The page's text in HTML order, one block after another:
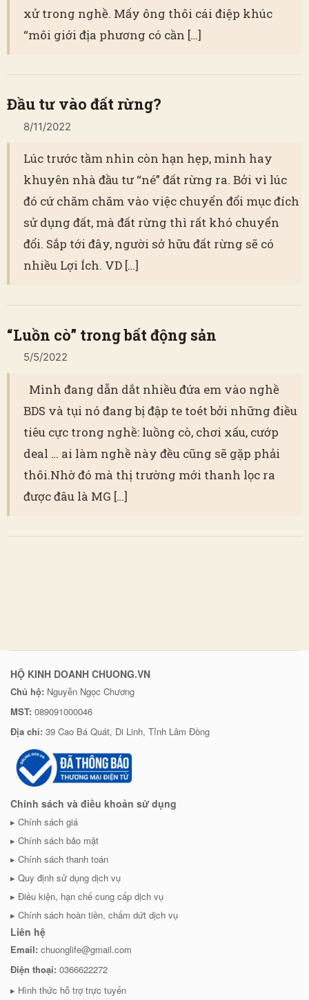
xử trong nghề. Mấy ông thôi cái điệp khúc
“môi giới địa phương có cần […]
Đầu tư vào đất rừng?
8/11/2022
Lúc trước tầm nhìn còn hạn hẹp, mình hay
khuyên nhà đầu tư “né” đất rừng ra. Bởi vì lúc
đó cứ chăm chăm vào việc chuyển đổi mục đích
sử dụng đất, mà đất rừng thì rất khó chuyển
đổi. Sắp tới đây, người sở hữu đất rừng sẽ có
nhiều Lợi Ích. VD […]
“Luồn cò” trong bất động sản
5/5/2022
Mình đang dẫn dắt nhiều đứa em vào nghề
BDS và tụi nó đang bị đập te toét bởi những điều
tiêu cực trong nghề: luồng cò, chơi xấu, cướp
deal … ai làm nghề này đều cũng sẽ gặp phải
thôi.Nhờ đó mà thị trường mới thanh lọc ra
được đâu là MG […]
HỘ KINH DOANH CHUONG.VN
Chủ hộ: Nguyễn Ngọc Chương
MST: 089091000046
Địa chỉ: 39 Cao Bá Quát, Di Linh, Tỉnh Lâm Đồng
Chính sách và điều khoản sử dụng
Chính sách giá
Chính sách bảo mật
Chính sách thanh toán
Quy định sử dụng dịch vụ
Điều kiện, hạn chế cung cấp dịch vụ
Chính sách hoàn tiền, chấm dứt dịch vụ
Liên hệ
Email: chuonglife@gmail.com
Điện thoại: 0366622272
Hình thức hỗ trợ trực tuyến